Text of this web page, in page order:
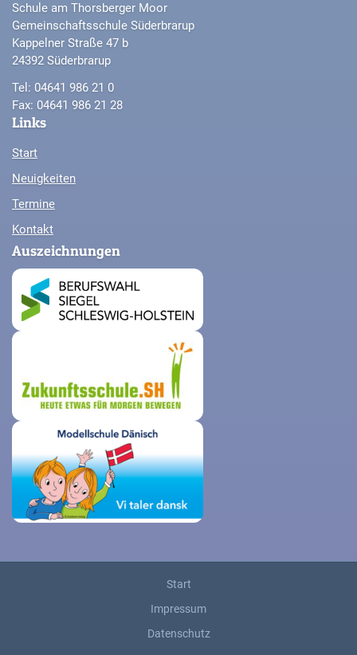
Schule am Thorsberger Moor
Gemeinschaftsschule Süderbrarup
Kappelner Straße 47 b
24392 Süderbrarup
Tel: 04641 986 21 0
Fax: 04641 986 21 28
Links
Start
Neuigkeiten
Termine
Kontakt
Auszeichnungen
Start
Impressum
Datenschutz